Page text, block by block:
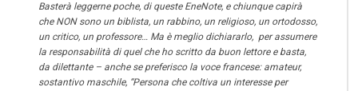
Basterà leggerne poche, di queste EneNote, e chiunque capirà
che NON sono un biblista, un rabbino, un religioso, un ortodosso,
un critico, un professore… Ma è meglio dichiararlo, per assumere
la responsabilità di quel che ho scritto da buon lettore e basta,
da dilettante – anche se preferisco la voce francese: amateur,
sostantivo maschile, “Persona che coltiva un interesse per